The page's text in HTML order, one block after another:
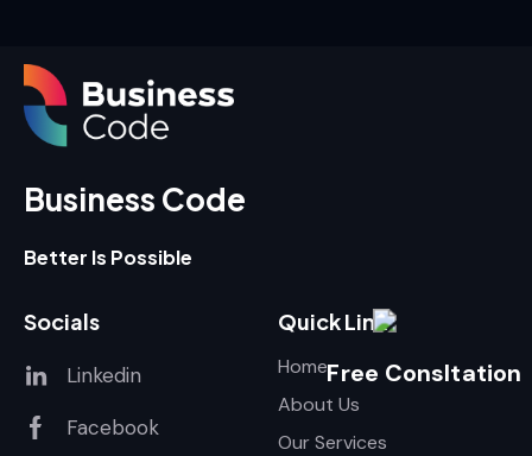
Business Code
Better Is Possible
Socials
Linkedin
Facebook
Quick Link
Home
About Us
Our Services
Free Consltation